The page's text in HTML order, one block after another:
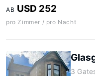
AB USD 252
pro Zimmer / pro Nacht
3